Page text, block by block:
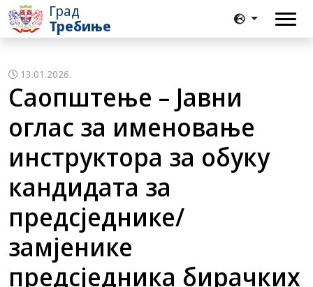
Град
Требиње
13.01.2026.
Саопштење – Јавни
оглас за именовање
инструктора за обуку
кандидата за
предсједнике/
замјенике
предсједника бирачких